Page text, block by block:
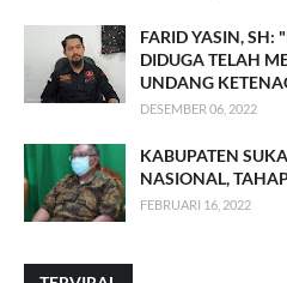
FARID YASIN, SH:
DIDUGA TELAH
UNDANG
DESEMBER 06, 2022
KABUPATEN
NASIONAL,
FEBRUARI 16, 2022